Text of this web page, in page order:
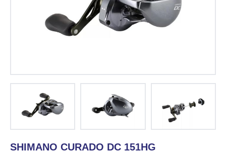
SHIMANO CURADO DC 151HG